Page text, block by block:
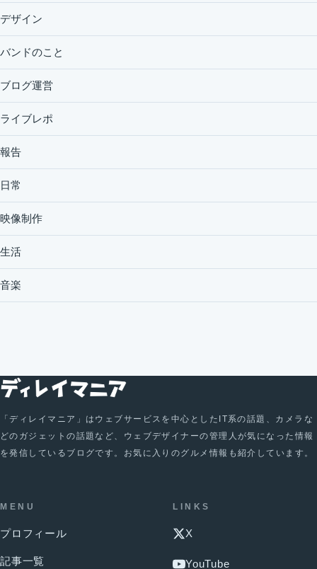
デザイン
バンドのこと
ブログ運営
ライブレポ
報告
日常
映像制作
生活
音楽
「ディレイマニア」はウェブサービスを中心としたIT系の話題、カメラな
どのガジェットの話題など、ウェブデザイナーの管理人が気になった情報
を発信しているブログです。お気に入りのグルメ情報も紹介しています。
MENU
プロフィール
記事一覧
LINKS
X
YouTube